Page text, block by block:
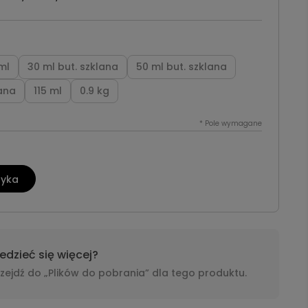
30 ml but. szklana
50 ml but. szklana
115 ml 0.9 kg
* Pole wymagane
się więcej?
do „Plików do pobrania” dla tego produktu.